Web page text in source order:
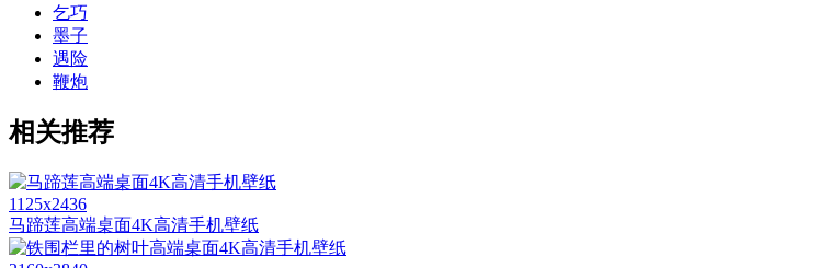
乞巧
墨子
遇险
鞭炮
相关推荐
1125x2436
马蹄莲高端桌面4K高清手机壁纸